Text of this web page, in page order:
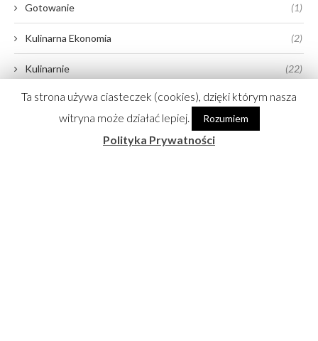
Gotowanie (1)
Kulinarna Ekonomia (2)
Kulinarnie (22)
Media (11)
Ta strona używa ciasteczek (cookies), dzięki którym nasza
witryna może działać lepiej.
Rozumiem
Polityka Prywatności